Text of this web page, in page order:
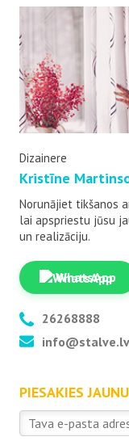
Dizainere
Kristīne
Norunājiet tikšanos
lai apspriestu jūsu
un realizāciju.
WhatsApp
26268888
info@stalve.lv
PIESAKIES